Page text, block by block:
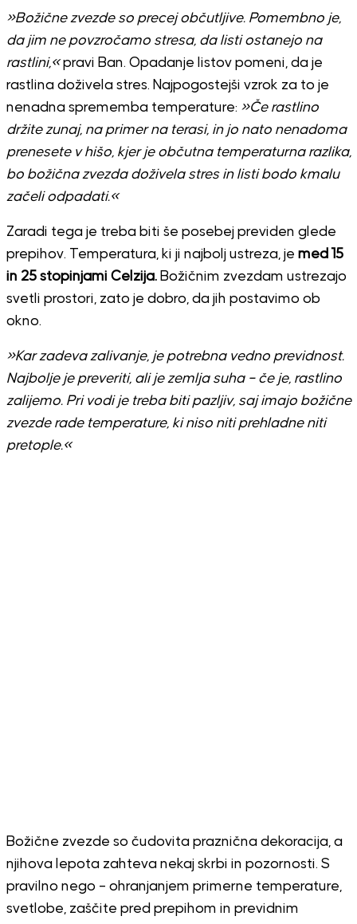
»Božične zvezde so precej občutljive. Pomembno je,
da jim ne povzročamo stresa, da listi ostanejo na
rastlini,«pravi Ban. Opadanje listov pomeni, da je
rastlina doživela stres. Najpogostejši vzrok za to je
nenadna sprememba temperature: »Če rastlino
držite zunaj, na primer na terasi, in jo nato nenadoma
prenesete v hišo, kjer je občutna temperaturna razlika,
bo božična zvezda doživela stres in listi bodo kmalu
začeli odpadati.«
Zaradi tega je treba biti še posebej previden glede
prepihov. Temperatura, ki ji najbolj ustreza, je med 15
in 25 stopinjami Celzija.Božičnim zvezdam ustrezajo
svetli prostori, zato je dobro, da jih postavimo ob
okno.
»Kar zadeva zalivanje, je potrebna vedno previdnost.
Najbolje je preveriti, ali je zemlja suha – če je, rastlino
zalijemo. Pri vodi je treba biti pazljiv, saj imajo božične
zvezde rade temperature, ki niso niti prehladne niti
pretople.«
Božične zvezde so čudovita praznična dekoracija, a
njihova lepota zahteva nekaj skrbi in pozornosti. S
pravilno nego – ohranjanjem primerne temperature,
svetlobe, zaščite pred prepihom in previdnim